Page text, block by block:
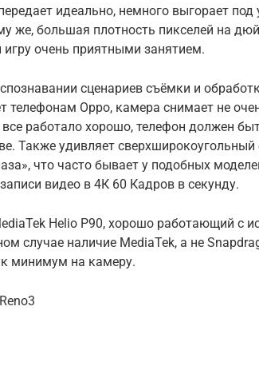
идеально, немного выгорает
же, большая плотность пикселей на
очень приятными занятием.
сценариев съёмки и
телефонам Oppo, камера снимает не
все работало хорошо, телефон должен
Также удивляет
что часто бывает у подобных
видео в 4К 60 Кадров в секунду.
Helio P90, хорошо работающий с
случае наличие MediaTek, а не
минимум на камеру.